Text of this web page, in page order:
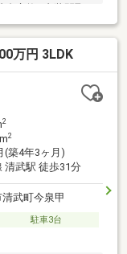
交換●内装間取
クロス張替え、建
塗装、下水道接
万円 3LDK
2
2
(築4年3ヶ月)
清武駅 徒歩31分
武町今泉甲
駐車3台